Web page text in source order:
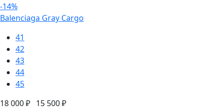
-14%
Balenciaga Gray Cargo
41
42
43
44
45
18 000 ₽ 15 500 ₽